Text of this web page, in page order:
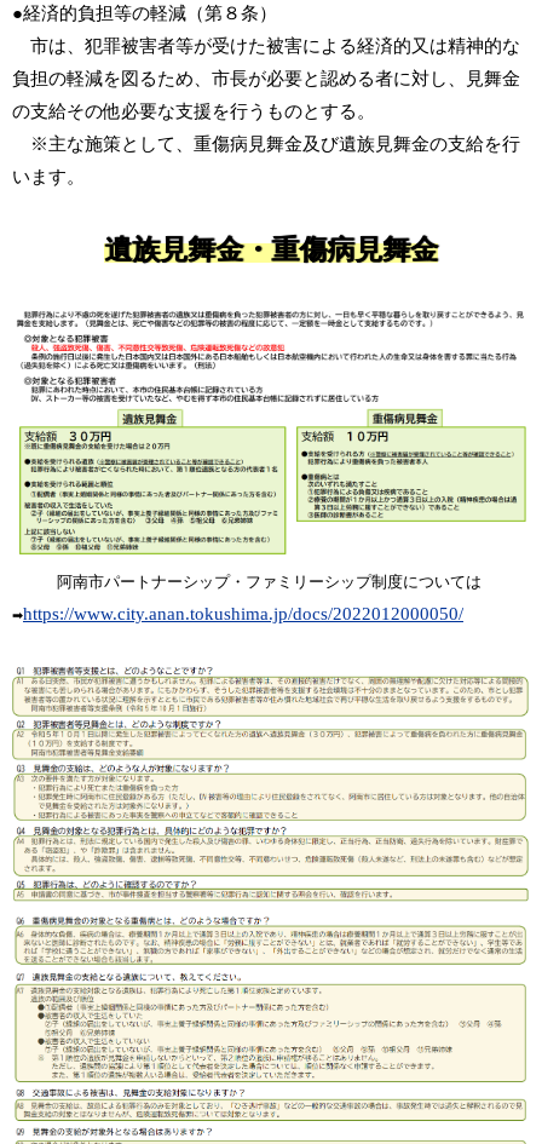
●経済的負担等の軽減（第８条）
市は、犯罪被害者等が受けた被害による経済的又は精神的な
負担の軽減を図るため、市長が必要と認める者に対し、見舞金
の支給その他必要な支援を行うものとする。
※主な施策として、重傷病見舞金及び遺族見舞金の支給を行
います。
遺族見舞金・重傷病見舞金
阿南市パートナーシップ・ファミリーシップ制度については
➡https://www.city.anan.tokushima.jp/docs/2022012000050/